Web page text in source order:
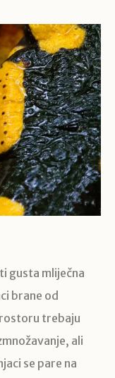
gusta mliječna
brane od
trebaju
ali
se pare na